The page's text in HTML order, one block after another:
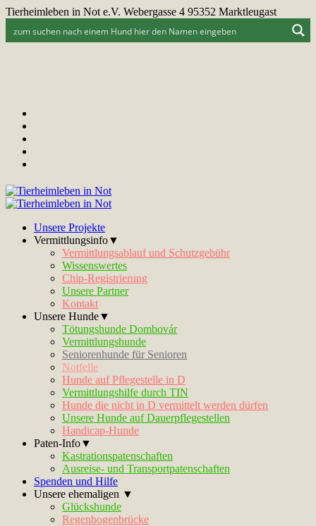
Tierheimleben in Not e.V. Webergasse 4 95352 Marktleugast
Unsere Projekte
Vermittlungsinfo▼
Vermittlungsablauf und Schutzgebühr
Wissenswertes
Chip-Registrierung
Unsere Partner
Kontakt
Unsere Hunde▼
Tötungshunde Dombovár
Vermittlungshunde
Seniorenhunde für Senioren
Notfelle
Hunde auf Pflegestelle in D
Vermittlungshilfe durch TIN
Hunde die nicht in D vermittelt werden dürfen
Unsere Hunde auf Dauerpflegestellen
Handicap-Hunde
Paten-Info▼
Kastrationspatenschaften
Ausreise- und Transportpatenschaften
Spenden und Hilfe
Unsere ehemaligen ▼
Glückshunde
Regenbogenbrücke